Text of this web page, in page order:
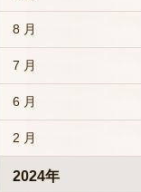
8 月
7 月
6 月
2 月
2024年